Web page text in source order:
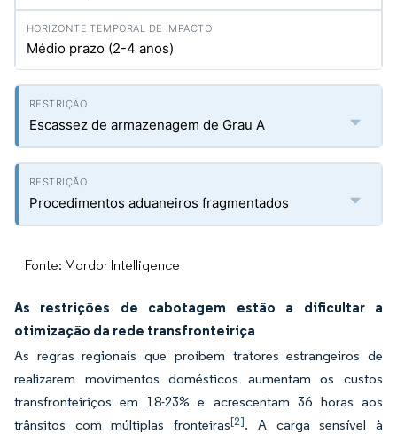
Médio prazo (2-4 anos)
Escassez de armazenagem de Grau A
Procedimentos aduaneiros fragmentados
Fonte: Mordor Intelligence
As restrições de cabotagem estão a dificultar a
otimização da rede transfronteiriça
As regras regionais que proíbem tratores estrangeiros de
realizarem movimentos domésticos aumentam os custos
transfronteiriços em 18-23% e acrescentam 36 horas aos
trânsitos com múltiplas fronteiras[2]. A carga sensível à